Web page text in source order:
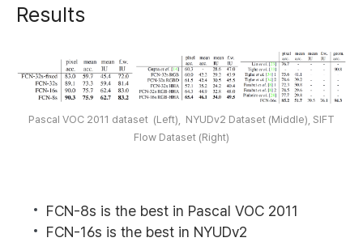
Results
Pascal VOC 2011 dataset (Left), NYUDv2 Dataset (Middle), SIFT
Flow Dataset (Right)
FCN-8s is the best in Pascal VOC 2011
FCN-16s is the best in NYUDv2